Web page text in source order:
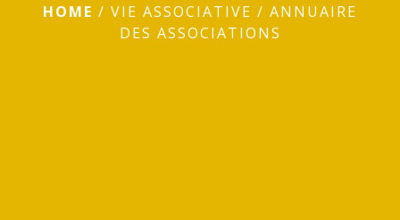
HOME / VIE ASSOCIATIVE / ANNUAIRE
DES ASSOCIATIONS